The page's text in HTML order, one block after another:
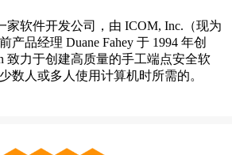
家软件开发公司，由 ICOM, Inc.（现为
产品经理 Duane Fahey 于 1994 年创
致力于创建高质量的手工端点安全软
数人或多人使用计算机时所需的。